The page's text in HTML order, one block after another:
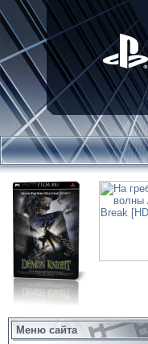
Меню сайта